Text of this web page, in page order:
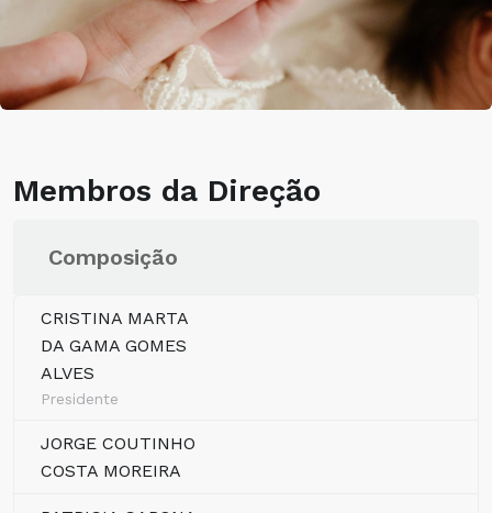
Membros da Direção
Composição
CRISTINA MARTA
DA GAMA GOMES
ALVES
Presidente
JORGE COUTINHO
COSTA MOREIRA